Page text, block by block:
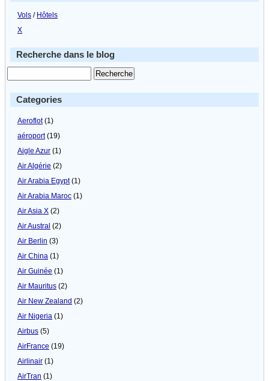
Vols / Hôtels
X
Recherche dans le blog
Categories
Aeroflot(1)
aéroport(19)
Aigle Azur (1)
Air Algérie (2)
Air Arabia Egypt(1)
Air Arabia Maroc (1)
Air Asia X (2)
Air Austral (2)
Air Berlin (3)
Air China (1)
Air Guinée (1)
Air Mauritus (2)
Air New Zealand (2)
Air Nigeria (1)
Airbus (5)
AirFrance (19)
Airlinair (1)
AirTran (1)